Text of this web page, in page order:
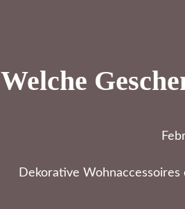
Welche
Dekorative